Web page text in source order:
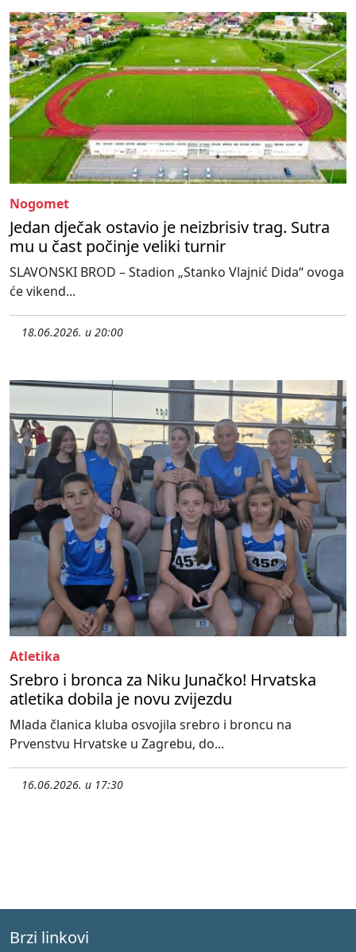
Nogomet
Jedan dječak ostavio je neizbrisiv trag. Sutra
mu u čast počinje veliki turnir
SLAVONSKI BROD – Stadion „Stanko Vlajnić Dida“ ovoga
će vikend...
18.06.2026. u 20:00
Atletika
Srebro i bronca za Niku Junačko! Hrvatska
atletika dobila je novu zvijezdu
Mlada članica kluba osvojila srebro i broncu na
Prvenstvu Hrvatske u Zagrebu, do...
16.06.2026. u 17:30
Brzi linkovi